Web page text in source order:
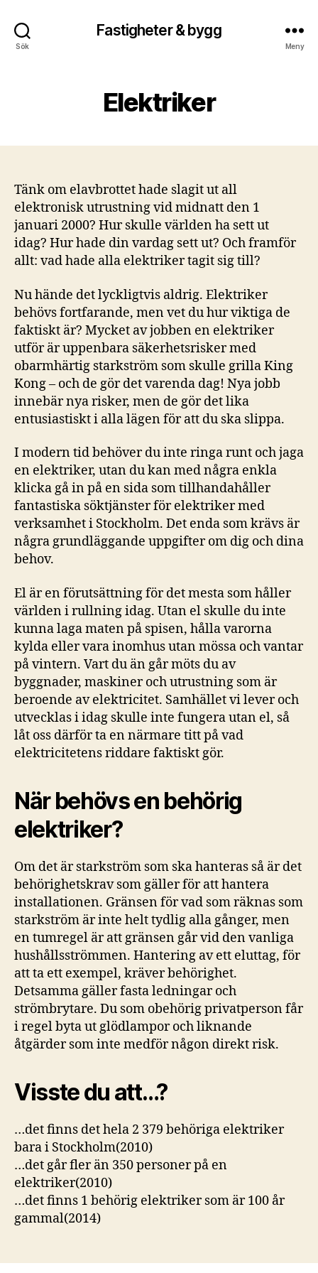
Sök
Fastigheter & bygg
Meny
Elektriker
Tänk om elavbrottet hade slagit ut all
elektronisk utrustning vid midnatt den 1
januari 2000? Hur skulle världen ha sett ut
idag? Hur hade din vardag sett ut? Och framför
allt: vad hade alla elektriker tagit sig till?
Nu hände det lyckligtvis aldrig. Elektriker
behövs fortfarande, men vet du hur viktiga de
faktiskt är? Mycket av jobben en elektriker
utför är uppenbara säkerhetsrisker med
obarmhärtig starkström som skulle grilla King
Kong – och de gör det varenda dag! Nya jobb
innebär nya risker, men de gör det lika
entusiastiskt i alla lägen för att du ska slippa.
I modern tid behöver du inte ringa runt och jaga
en elektriker, utan du kan med några enkla
klicka gå in på en sida som tillhandahåller
fantastiska söktjänster för elektriker med
verksamhet i Stockholm. Det enda som krävs är
några grundläggande uppgifter om dig och dina
behov.
El är en förutsättning för det mesta som håller
världen i rullning idag. Utan el skulle du inte
kunna laga maten på spisen, hålla varorna
kylda eller vara inomhus utan mössa och vantar
på vintern. Vart du än går möts du av
byggnader, maskiner och utrustning som är
beroende av elektricitet. Samhället vi lever och
utvecklas i idag skulle inte fungera utan el, så
låt oss därför ta en närmare titt på vad
elektricitetens riddare faktiskt gör.
När behövs en behörig
elektriker?
Om det är starkström som ska hanteras så är det
behörighetskrav som gäller för att hantera
installationen. Gränsen för vad som räknas som
starkström är inte helt tydlig alla gånger, men
en tumregel är att gränsen går vid den vanliga
hushållsströmmen. Hantering av ett eluttag, för
att ta ett exempel, kräver behörighet.
Detsamma gäller fasta ledningar och
strömbrytare. Du som obehörig privatperson får
i regel byta ut glödlampor och liknande
åtgärder som inte medför någon direkt risk.
Visste du att…?
…det finns det hela 2 379 behöriga elektriker
bara i Stockholm(2010)
…det går fler än 350 personer på en
elektriker(2010)
…det finns 1 behörig elektriker som är 100 år
gammal(2014)